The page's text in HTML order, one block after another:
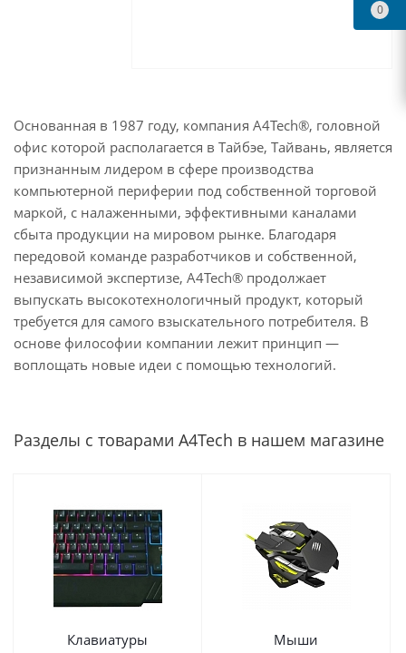
Основанная в 1987 году, компания A4Tech®, головной
офис которой располагается в Тайбэе, Тайвань, является
признанным лидером в сфере производства
компьютерной периферии под собственной торговой
маркой, с налаженными, эффективными каналами
сбыта продукции на мировом рынке. Благодаря
передовой команде разработчиков и собственной,
независимой экспертизе, A4Tech® продолжает
выпускать высокотехнологичный продукт, который
требуется для самого взыскательного потребителя. В
основе философии компании лежит принцип —
воплощать новые идеи с помощью технологий.
Разделы с товарами A4Tech в нашем магазине
Клавиатуры Мыши
0